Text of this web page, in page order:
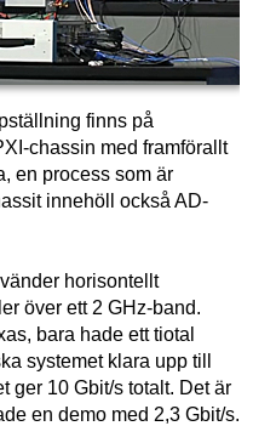
finns på
chassin med framförallt
en process som är
innehöll också AD-
horisontellt
över ett 2 GHz-band.
bara hade ett tiotal
systemet klara upp till
ger 10 Gbit/s totalt. Det är
en demo med 2,3 Gbit/s.